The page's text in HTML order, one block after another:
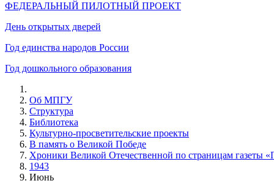
ФЕДЕРАЛЬНЫЙ ПИЛОТНЫЙ ПРОЕКТ
День открытых дверей
Год единства народов России
Год дошкольного образования
Об МПГУ
Структура
Библиотека
Культурно-просветительские проекты
В память о Великой Победе
Хроники Великой Отечественной по страницам газеты
1943
Июнь